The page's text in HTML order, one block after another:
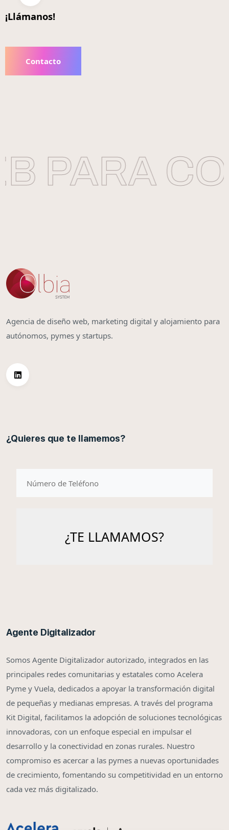
¡Llámanos!
Contacto
PARA
Agencia de diseño web, marketing digital y alojamiento para
autónomos, pymes y startups.
¿Quieres que te llamemos?
Agente Digitalizador
Somos Agente Digitalizador autorizado, integrados en las
principales redes comunitarias y estatales como Acelera
Pyme y Vuela, dedicados a apoyar la transformación digital
de pequeñas y medianas empresas. A través del programa
Kit Digital, facilitamos la adopción de soluciones tecnológicas
innovadoras, con un enfoque especial en impulsar el
desarrollo y la conectividad en zonas rurales. Nuestro
compromiso es acercar a las pymes a nuevas oportunidades
de crecimiento, fomentando su competitividad en un entorno
cada vez más digitalizado.